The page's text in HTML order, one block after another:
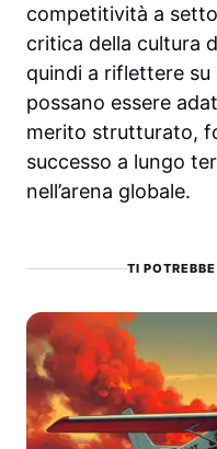
competitività a
critica della cultura
quindi a riflettere
possano essere
merito strutturato,
successo a lungo
nell’arena globale.
TI